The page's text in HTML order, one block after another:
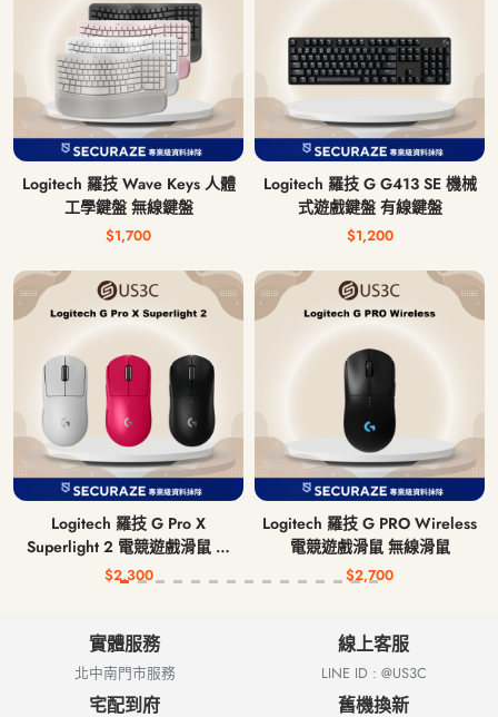
Logitech 羅技 Wave Keys 人體
工學鍵盤 無線鍵盤
$1,700
Logitech 羅技 G G413 SE 機械
式遊戲鍵盤 有線鍵盤
$1,200
Logitech 羅技 G Pro X
Superlight 2 電競遊戲滑鼠 無
線滑鼠
$2,300
Logitech 羅技 G PRO Wireless
電競遊戲滑鼠 無線滑鼠
$2,700
實體服務
北中南門市服務
線上客服
LINE ID : @US3C
宅配到府 舊機換新